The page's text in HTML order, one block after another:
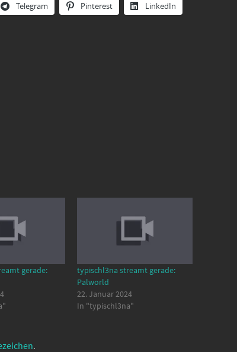
Telegram Pinterest LinkedIn
gerade:
typischl3na streamt gerade:
Palworld
22. Januar 2024
In "typischl3na"
.